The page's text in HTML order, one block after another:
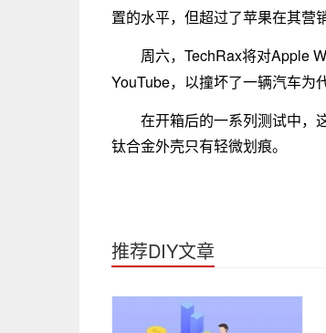
置的水平，但超过了苹果在其营
周六，TechRax将对Apple
YouTube，以撞坏了一辆汽车为
在开箱后的一系列测试中，
钛合金外壳只有轻微划痕。
推荐DIY文章